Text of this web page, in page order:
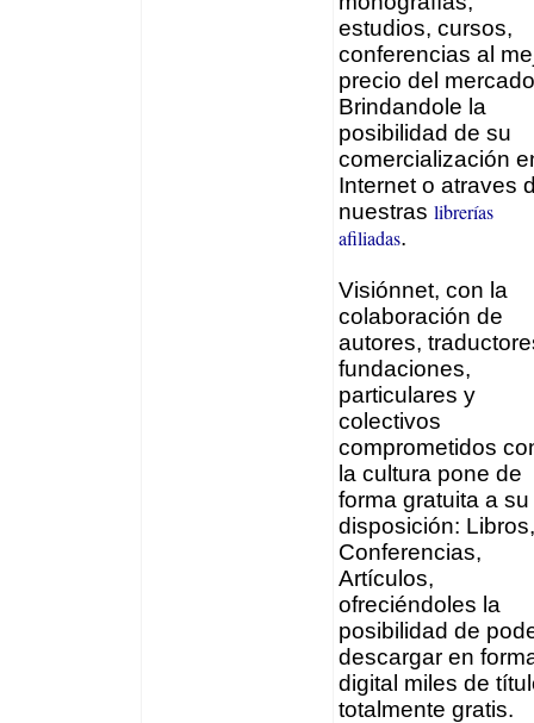
estudios, cursos,
conferencias al
precio del
Brindandole la
posibilidad de su
comercialización
Internet o atraves
nuestras librerías
afiliadas.
Visiónnet, con la
colaboración de
autores,
fundaciones,
particulares y
colectivos
comprometidos
la cultura pone de
forma gratuita a su
disposición: Libros,
Conferencias,
Artículos,
ofreciéndoles la
posibilidad de
descargar en
digital miles de
totalmente gratis.